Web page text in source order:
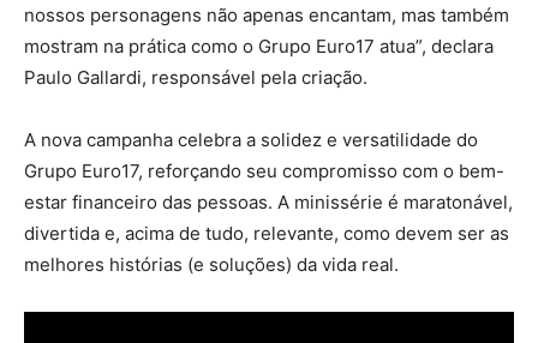
nossos personagens não apenas encantam, mas também
mostram na prática como o Grupo Euro17 atua”, declara
Paulo Gallardi, responsável pela criação.
A nova campanha celebra a solidez e versatilidade do
Grupo Euro17, reforçando seu compromisso com o bem-
estar financeiro das pessoas. A minissérie é maratonável,
divertida e, acima de tudo, relevante, como devem ser as
melhores histórias (e soluções) da vida real.